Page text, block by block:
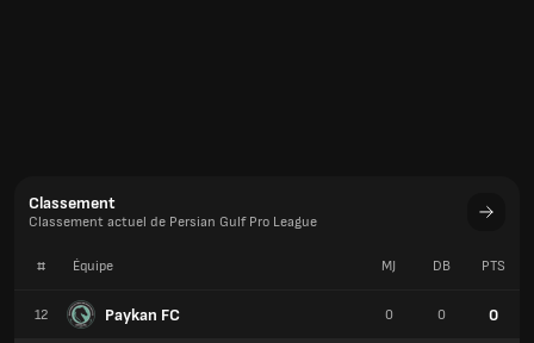
Classement
Classement actuel de Persian Gulf Pro League
# Équipe
12 Paykan FC
MJ DB PTS
0 0 0